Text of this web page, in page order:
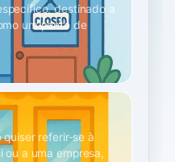
destinado a
um ponto de
quiser referir-se à
ou a uma empresa,